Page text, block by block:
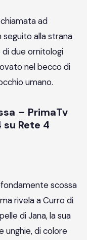
ad
seguito alla strana
di due ornitologi
nel becco di
umano.
– PrimaTv
su Rete 4
scossa
rivela a Curro di
di Jana, la sua
unghie, di colore